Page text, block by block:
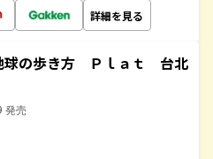
詳細を見る
の歩き方 Ｐｌａｔ 台北
発売